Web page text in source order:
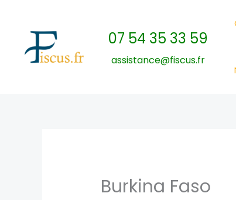
07 54 35 33 59
assistance@fiscus.fr
Burkina Faso